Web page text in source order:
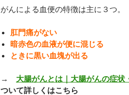
がんによる血便の特徴は主に３つ。
肛門痛がない
暗赤色の血液が便に混じる
ときに黒い血塊が出る
→ 大腸がんとは｜大腸がんの症状
ついて詳しくはこちら